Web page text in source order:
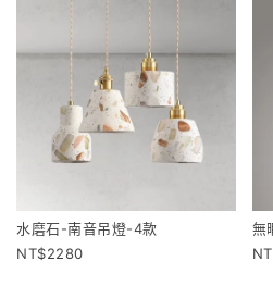
水磨石-南音吊燈-4款
2280
無